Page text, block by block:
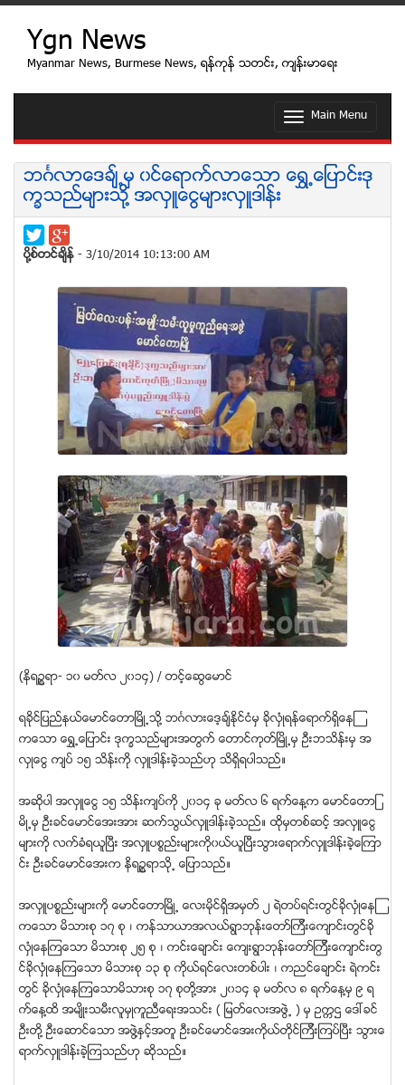
Ygn News
Myanmar News, Burmese News, ရန္ကုန္ သတင္း, က်န္းမာေရး
T
g
l
n
t
o
n
Main Menu
ဘဂၤလာေဒခ်္႕မွ ၀င္ေရာက္လာေသာ ေရႊ႕ေျပာင္းဒု
ကၡသည္မ်ားသို႔ အလွဴေငြမ်ားလွဴဒါန္း
ပုိ႔စ္တင္ခ်ိန္ - 3/10/2014 10:13:00 AM
(နိရဥၥရာ- ၁၀ မတ္လ ၂၀၁၄) / တင့္ေဆြေမာင္
ရခိုင္ျပည္နယ္ေမာင္ေတာျမိဳ႕သို႔ ဘဂၤလားေဒ့ခ်္နိုင္ငံမွ ခိုလွံဳရန္ေရာက္ရွိေနၾ
ကေသာ ေရႊ႕ေျပာင္း ဒုကၡသည္မ်ားအတြက္ ေတာင္ကုတ္ျမိဳ႕မွ ဦးဘသိန္းမွ အ
လွဳေငြ က်ပ္ ၁၅ သိန္းကို လွဴဒါန္းခဲ့သည္ဟု သိရွိရပါသည္။
အဆိုပါ အလွဴေငြ ၁၅ သိန္းက်ပ္ကို ၂၀၁၄ ခု မတ္လ ၆ ရက္ေန႔က ေမာင္ေတာျ
မိဳ႕မွ ဦးခင္ေမာင္ေအးအား ဆက္သြယ္လွဴဒါန္းခဲ့သည္။ ထိုမွတစ္ဆင့္ အလွဴေငြ
မ်ားကို လက္ခံရယူျပီး အလွဴပစၥည္းမ်ားကို၀ယ္ယူျပီးသြားေရာက္လွဴဒါန္းခဲ့ေၾကာ
င္း ဦးခင္ေမာင္ေအးက နိရဥၥရာသို႕ ေျပာသည္။
အလွဴပစၥည္းမ်ားကို ေမာင္ေတာျမိဳ႕ ေလးမိုင္ရွိအမွတ္ ၂ ရဲတပ္ရင္းတြင္ခိုလွံဳေနၾ
ကေသာ မိသားစု ၁၇ စု ၊ ကန္သာယာအလယ္ရြာဘုန္းေတာ္ၾကီးေက်ာင္းတြင္ခို
လွံဳေနၾကေသာ မိသားစု ၂၅ စု ၊ ကင္းေခ်ာင္း ေက်းရြာဘုန္းေတာ္ၾကီးေက်ာင္းတြ
င္ခိုလွံဳေနၾကေသာ မိသားစု ၁၃ စု ကိုယ္ရင္ေလးတစ္ပါး ၊ ကညင္ေခ်ာင္း ရဲကင္း
တြင္ ခိုလွံဳေနၾကေသာမိသားစု ၁၇ စုတို႔အား ၂၀၁၄ ခု မတ္လ ၈ ရက္ေန႔မွ ၉ ရ
က္ေန႔ထိ အမ်ိဳးသမီးလူမွဳကူညီေရးအသင္း ( ျမတ္ေလးအဖြဲ႕ ) မွ ဥကၠဌ ေဒၚခင္
ဦးတို႔ ဦးေဆာင္ေသာ အဖြဲ႔ႏွင့္အတူ ဦးခင္ေမာင္ေအးကိုယ္တိုင္ၾကီးၾကပ္ျပီး သြားေ
ရာက္လွဴဒါန္းခဲ့ၾကသည္ဟု ဆိုသည္။